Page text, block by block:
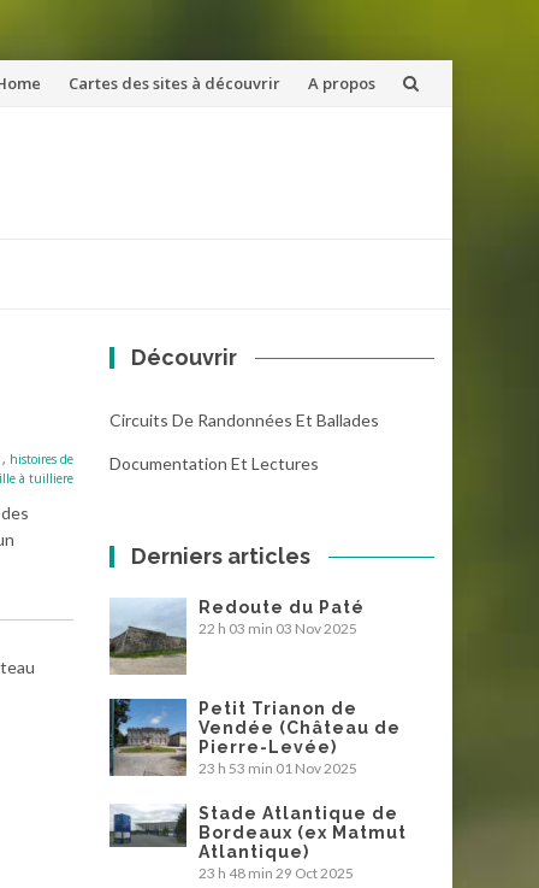
Cartes des sites à découvrir A propos
, histoires de
à tuilliere
Découvrir
Circuits De Randonnées Et Ballades
Documentation Et Lectures
Derniers articles
Redoute du Paté
22 h 03 min 03 Nov 2025
Petit Trianon de
Vendée (Château de
Pierre-Levée)
23 h 53 min 01 Nov 2025
Stade Atlantique de
Bordeaux (ex Matmut
Atlantique)
23 h 48 min 29 Oct 2025